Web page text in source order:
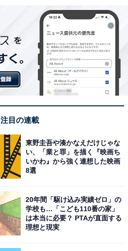
注目の連載
東野圭吾や湊かなえだけじゃな
い、「業と罪」を描く『映画ち
いかわ』から強く連想した映画
8選
20年間「駆け込み実績ゼロ」の
学校も…「こども110番の家」
は本当に必要？ PTAが直面する
理想と現実